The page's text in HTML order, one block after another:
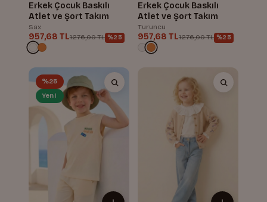
Erkek Çocuk Baskılı
Atlet ve Şort Takım
Sax
957,68 TL1.276,00 TL %25
Erkek Çocuk Baskılı
Atlet ve Şort Takım
Turuncu
957,68 TL1.276,00 TL %25
%25
Yeni